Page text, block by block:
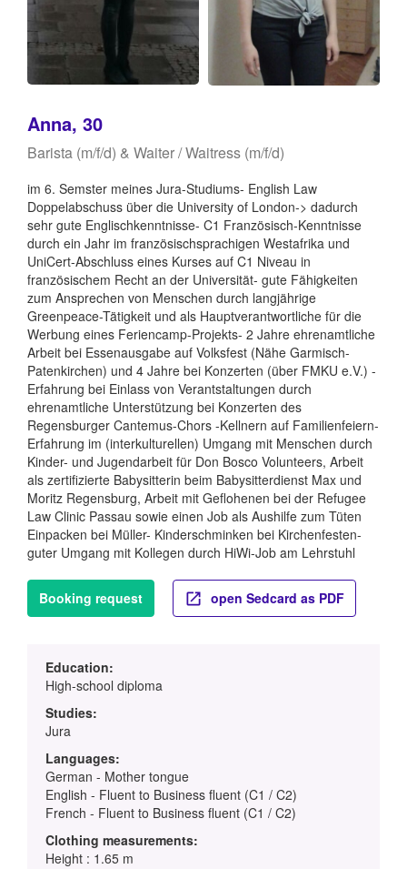
Anna, 30
Barista (m/f/d) & Waiter / Waitress (m/f/d)
im 6. Semster meines Jura-Studiums- English Law
Doppelabschuss über die University of London-> dadurch
sehr gute Englischkenntnisse- C1 Französisch-Kenntnisse
durch ein Jahr im französischsprachigen Westafrika und
UniCert-Abschluss eines Kurses auf C1 Niveau in
französischem Recht an der Universität- gute Fähigkeiten
zum Ansprechen von Menschen durch langjährige
Greenpeace-Tätigkeit und als Hauptverantwortliche für die
Werbung eines Feriencamp-Projekts- 2 Jahre ehrenamtliche
Arbeit bei Essenausgabe auf Volksfest (Nähe Garmisch-
Patenkirchen) und 4 Jahre bei Konzerten (über FMKU e.V.) -
Erfahrung bei Einlass von Verantstaltungen durch
ehrenamtliche Unterstützung bei Konzerten des
Regensburger Cantemus-Chors -Kellnern auf Familienfeiern-
Erfahrung im (interkulturellen) Umgang mit Menschen durch
Kinder- und Jugendarbeit für Don Bosco Volunteers, Arbeit
als zertifizierte Babysitterin beim Babysitterdienst Max und
Moritz Regensburg, Arbeit mit Geflohenen bei der Refugee
Law Clinic Passau sowie einen Job als Aushilfe zum Tüten
Einpacken bei Müller- Kinderschminken bei Kirchenfesten-
guter Umgang mit Kollegen durch HiWi-Job am Lehrstuhl
Booking request open Sedcard as PDF
Education:
High-school diploma
Studies:
Jura
Languages:
German - Mother tongue
English - Fluent to Business fluent (C1 / C2)
French - Fluent to Business fluent (C1 / C2)
Clothing measurements:
Height : 1.65 m